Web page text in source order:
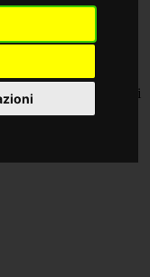
del completo
nuovi arredi
contemporaneo
sempre un lavoro di
la supervisione di